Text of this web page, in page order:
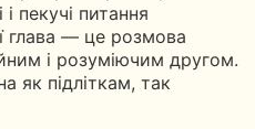
і пекучі питання
глава — це розмова
і розуміючим другом.
як підліткам, так